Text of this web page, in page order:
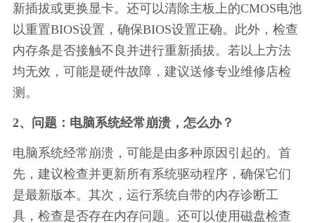
新插拔或更换显卡。还可以清除主板上的CMOS电池
以重置BIOS设置，确保BIOS设置正确。此外，检查
内存条是否接触不良并进行重新插拔。若以上方法
均无效，可能是硬件故障，建议送修专业维修店检
测。
2、问题：电脑系统经常崩溃，怎么办？
电脑系统经常崩溃，可能是由多种原因引起的。首
先，建议检查并更新所有系统驱动程序，确保它们
是最新版本。其次，运行系统自带的内存诊断工
具，检查是否存在内存问题。还可以使用磁盘检查